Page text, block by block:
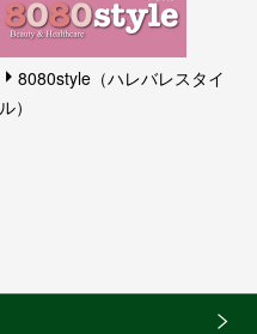
8080style（ハレバレスタイ
ル）